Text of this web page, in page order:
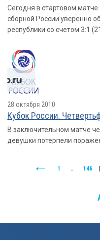
Сегодня в стартовом
сборной России уверенно
республики со счетом 3:1
28 октября 2010
Кубок России.
В заключительном матче
девушки потерпели
1 .. 146